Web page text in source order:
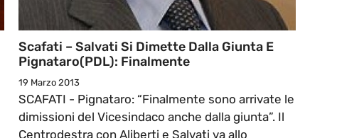
Scafati – Salvati Si Dimette Dalla Giunta E
Pignataro(PDL): Finalmente
19 Marzo 2013
SCAFATI - Pignataro: “Finalmente sono arrivate le
dimissioni del Vicesindaco anche dalla giunta”. Il
Centrodestra con Aliberti e Salvati va allo